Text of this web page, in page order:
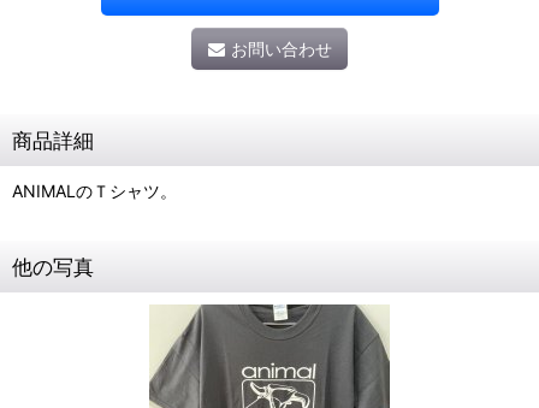
お問い合わせ
商品詳細
ANIMALのＴシャツ。
他の写真